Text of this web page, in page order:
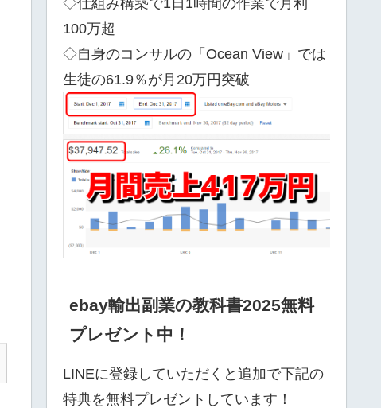
◇仕組み構築で1日1時間の作業で月利
100万超
◇自身のコンサルの「Ocean View」では
生徒の61.9％が月20万円突破
ebay輸出副業の教科書2025無料
プレゼント中！
LINEに登録していただくと追加で下記の
特典を無料プレゼントしています！